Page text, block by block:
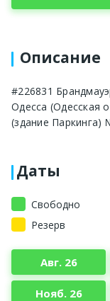
Описание
#226831
Одесса (Одесская
(здание Паркинга)
Даты
Свободно
Резерв
Авг. 26
Нояб. 26